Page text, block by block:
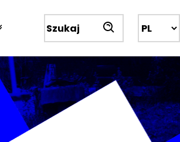
Wyszukiwarka